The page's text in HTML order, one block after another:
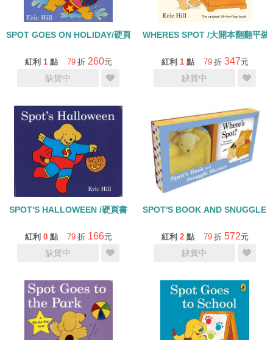
SPOT GOES ON HOLIDAY/硬頁翻翻書
紅利 1 點 79 折 260元
缺貨中
WHERES SPOT /大開本翻翻平裝
紅利 1 點 79 折 347元
缺貨中
SPOT'S HALLOWEEN /硬頁書
紅利 0 點 79 折 166元
缺貨中
SPOT'S BOOK AND SNUGGLE
紅利 2 點 79 折 572元
缺貨中